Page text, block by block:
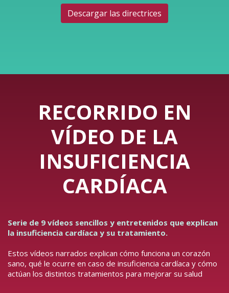
Descargar las directrices
RECORRIDO EN
VÍDEO DE LA
INSUFICIENCIA
CARDÍACA
Serie de 9 vídeos sencillos y entretenidos que explican
la insuficiencia cardíaca y su tratamiento.
Estos vídeos narrados explican cómo funciona un corazón
sano, qué le ocurre en caso de insuficiencia cardíaca y cómo
actúan los distintos tratamientos para mejorar su salud